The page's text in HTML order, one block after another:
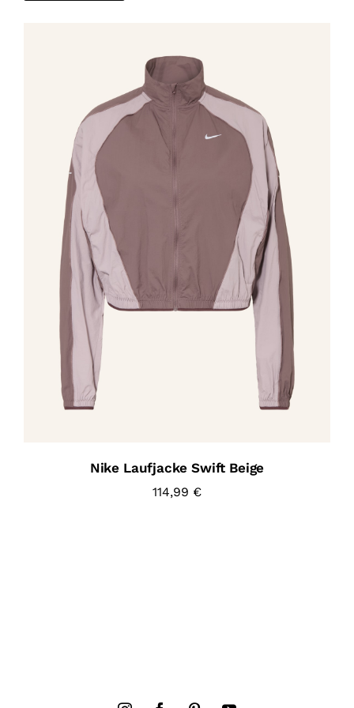
Nike Laufjacke Swift Beige
114,99 €